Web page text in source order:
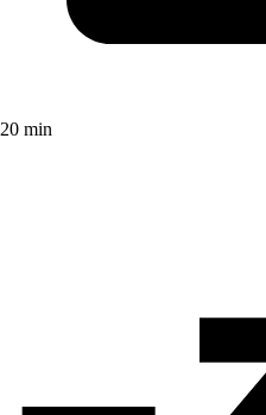
20 min